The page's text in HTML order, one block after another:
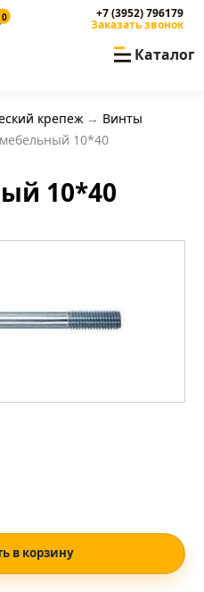
0 +7 (3952) 796179
Заказать звонок
Каталог
крепеж
Винты
10*40
10*40
в корзину